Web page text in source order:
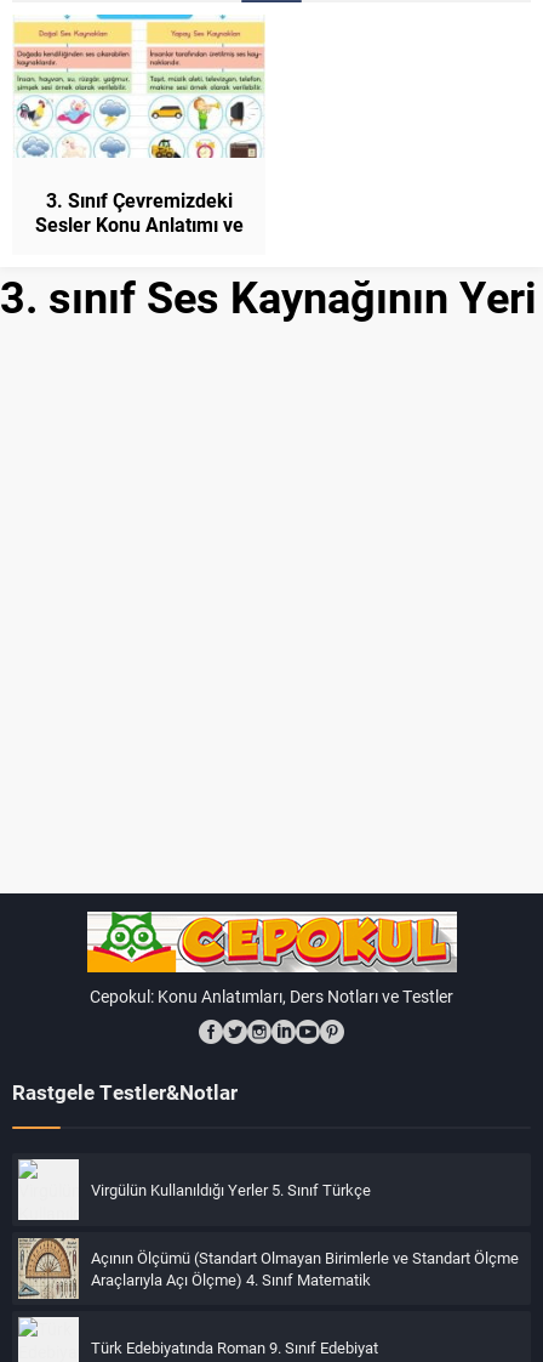
3. Sınıf Çevremizdeki
Sesler Konu Anlatımı ve
3. sınıf Ses Kaynağının Yeri
Cepokul: Konu Anlatımları, Ders Notları ve Testler
Rastgele Testler&Notlar
Virgülün Kullanıldığı Yerler 5. Sınıf Türkçe
Açının Ölçümü (Standart Olmayan Birimlerle ve Standart Ölçme
Araçlarıyla Açı Ölçme) 4. Sınıf Matematik
Türk Edebiyatında Roman 9. Sınıf Edebiyat